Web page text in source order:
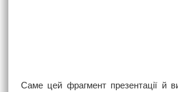
Саме цей фрагмент презентації й